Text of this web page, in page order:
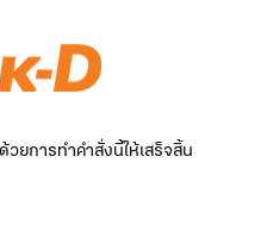
ยการทำคำสั่งนี้ให้เสร็จสิ้น